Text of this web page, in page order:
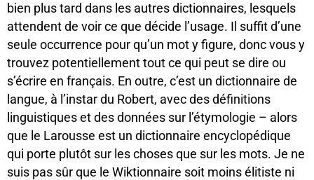
bien plus tard dans les autres dictionnaires, lesquels
attendent de voir ce que décide l’usage. Il suffit d’une
seule occurrence pour qu’un mot y figure, donc vous y
trouvez potentiellement tout ce qui peut se dire ou
s’écrire en français. En outre, c’est un dictionnaire de
langue, à l’instar du Robert, avec des définitions
linguistiques et des données sur l’étymologie – alors
que le Larousse est un dictionnaire encyclopédique
qui porte plutôt sur les choses que sur les mots. Je ne
suis pas sûr que le Wiktionnaire soit moins élitiste ni